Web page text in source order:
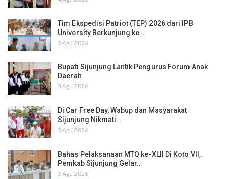
Tim Ekspedisi Patriot (TEP) 2026 dari IPB
University Berkunjung ke…
3 Agu 2026
Bupati Sijunjung Lantik Pengurus Forum Anak
Daerah
3 Agu 2026
Di Car Free Day, Wabup dan Masyarakat
Sijunjung Nikmati…
3 Agu 2026
Bahas Pelaksanaan MTQ ke-XLII Di Koto VII,
Pemkab Sijunjung Gelar…
3 Agu 2026